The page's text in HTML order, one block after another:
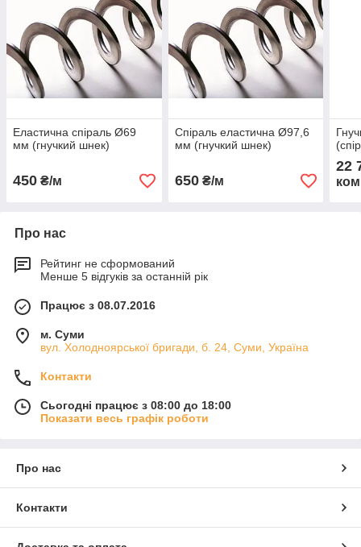
Еластична спіраль Ø69
мм (гнучкий шнек)
450 ₴/м
Спіраль еластична Ø97,6
мм (гнучкий шнек)
650₴/м
22
Про нас
Рейтинг не сформований
Менше 5 відгуків за останній рік
Працює з 08.07.2016
м. Суми
вул. Холодноярської бригади, б. 24, Суми, Україна
Контакти
Сьогодні працює з 08:00 до 18:00
Показати весь графік роботи
Про нас
Контакти